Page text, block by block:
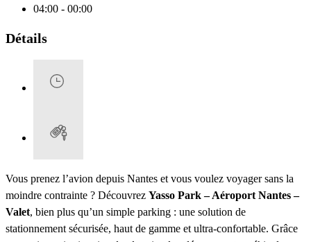
04:00 - 00:00
Détails
Vous prenez l’avion depuis Nantes et vous voulez voyager sans la
moindre contrainte ? Découvrez Yasso Park – Aéroport Nantes –
Valet, bien plus qu’un simple parking : une solution de
stationnement sécurisée, haut de gamme et ultra-confortable. Grâce